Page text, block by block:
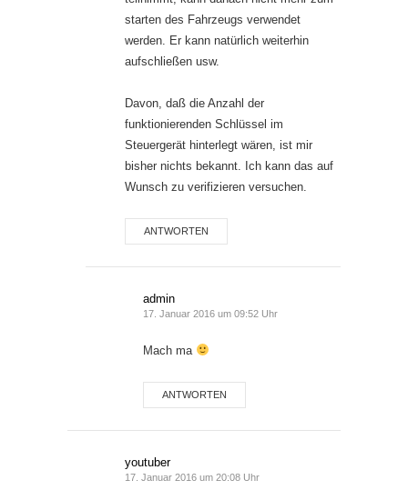
starten des Fahrzeugs verwendet
werden. Er kann natürlich weiterhin
aufschließen usw.
Davon, daß die Anzahl der
funktionierenden Schlüssel im
Steuergerät hinterlegt wären, ist mir
bisher nichts bekannt. Ich kann das auf
Wunsch zu verifizieren versuchen.
ANTWORTEN
admin
17. Januar 2016 um 09:52 Uhr
Mach ma
ANTWORTEN
youtuber
17. Januar 2016 um 20:08 Uhr